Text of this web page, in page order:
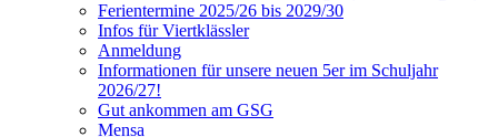
Ferientermine 2025/26 bis 2029/30
Infos für Viertklässler
Anmeldung
Informationen für unsere neuen 5er im Schuljahr
2026/27!
Gut ankommen am GSG
Mensa